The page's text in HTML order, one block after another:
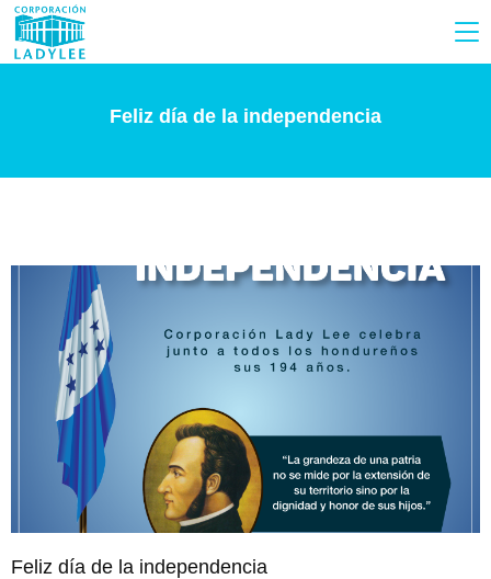
Feliz día de la independencia
Feliz día de la independencia